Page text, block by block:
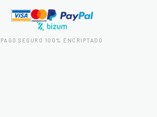
PAGO SEGURO 100% ENCRIPTADO